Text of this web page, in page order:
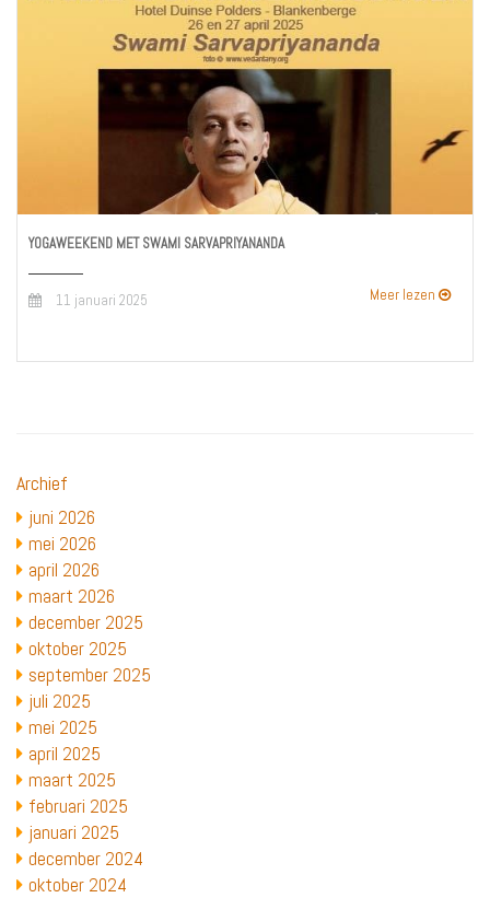
YOGAWEEKEND MET SWAMI SARVAPRIYANANDA
11 januari 2025 Meer lezen
Archief
juni 2026
mei 2026
april 2026
maart 2026
december 2025
oktober 2025
september 2025
juli 2025
mei 2025
april 2025
maart 2025
februari 2025
januari 2025
december 2024
oktober 2024